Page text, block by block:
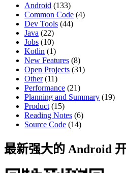
Android (133)
Common Code (4)
Dev Tools (44)
Java (22)
Jobs (10)
Kotlin (1)
New Features (8)
Open Projects (31)
Other(11)
Performance (21)
Planning and Summary (19)
Product (15)
Reading Notes (6)
Source Code (14)
最新强大的 Android